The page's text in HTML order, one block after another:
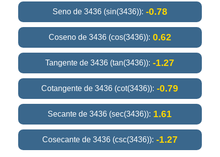
Seno de 3436 (sin(3436)): -0.78
Coseno de 3436 (cos(3436)): 0.62
Tangente de 3436 (tan(3436)): -1.27
Cotangente de 3436 (cot(3436)): -0.79
Secante de 3436 (sec(3436)): 1.61
Cosecante de 3436 (csc(3436)): -1.27